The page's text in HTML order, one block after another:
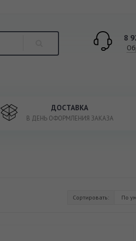
8
ДОСТАВКА
В ДЕНЬ ОФОРМЛЕНИЯ ЗАКАЗА
Сортировать: